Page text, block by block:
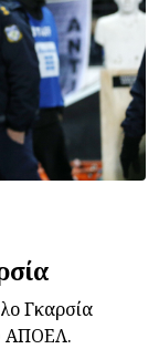
Γκαρσία
ΑΠΟΕΛ.